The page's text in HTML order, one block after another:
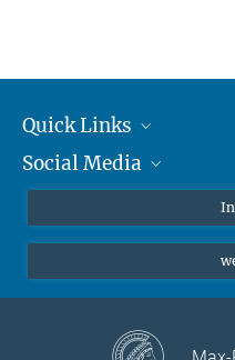
Quick Links
Student*innen/
Social Media
Bluesky
YouTube